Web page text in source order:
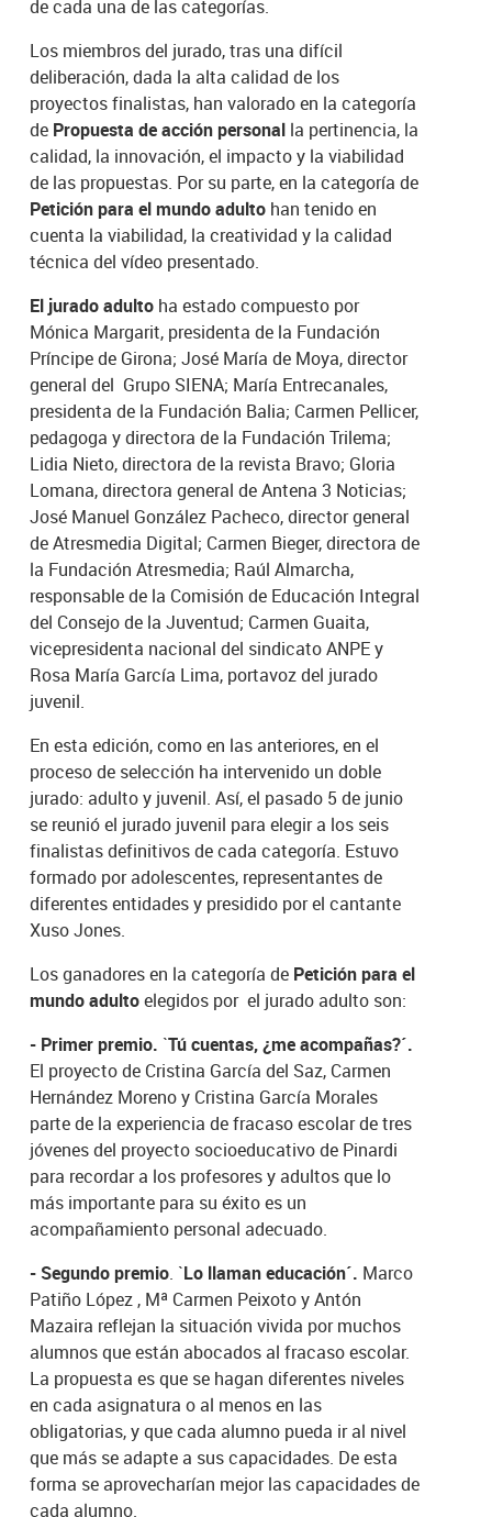
de cada una de las categorías.
Los miembros del jurado, tras una difícil
deliberación, dada la alta calidad de los
proyectos finalistas, han valorado en la categoría
de Propuesta de acción personal la pertinencia, la
calidad, la innovación, el impacto y la viabilidad
de las propuestas. Por su parte, en la categoría de
Petición para el mundo adulto han tenido en
cuenta la viabilidad, la creatividad y la calidad
técnica del vídeo presentado.
El jurado adulto ha estado compuesto por
Mónica Margarit, presidenta de la Fundación
Príncipe de Girona; José María de Moya, director
general del Grupo SIENA; María Entrecanales,
presidenta de la Fundación Balia; Carmen Pellicer,
pedagoga y directora de la Fundación Trilema;
Lidia Nieto, directora de la revista Bravo; Gloria
Lomana, directora general de Antena 3 Noticias;
José Manuel González Pacheco, director general
de Atresmedia Digital; Carmen Bieger, directora de
la Fundación Atresmedia; Raúl Almarcha,
responsable de la Comisión de Educación Integral
del Consejo de la Juventud; Carmen Guaita,
vicepresidenta nacional del sindicato ANPE y
Rosa María García Lima, portavoz del jurado
juvenil.
En esta edición, como en las anteriores, en el
proceso de selección ha intervenido un doble
jurado: adulto y juvenil. Así, el pasado 5 de junio
se reunió el jurado juvenil para elegir a los seis
finalistas definitivos de cada categoría. Estuvo
formado por adolescentes, representantes de
diferentes entidades y presidido por el cantante
Xuso Jones.
Los ganadores en la categoría de Petición para el
mundo adultoelegidos por el jurado adulto son:
- Primer premio. `Tú cuentas, ¿me acompañas?´.
El proyecto de Cristina García del Saz, Carmen
Hernández Moreno y Cristina García Morales
parte de la experiencia de fracaso escolar de tres
jóvenes del proyecto socioeducativo de Pinardi
para recordar a los profesores y adultos que lo
más importante para su éxito es un
acompañamiento personal adecuado.
- Segundo premio. `Lo llaman educación´. Marco
Patiño López , Mª Carmen Peixoto y Antón
Mazaira reflejan la situación vivida por muchos
alumnos que están abocados al fracaso escolar.
La propuesta es que se hagan diferentes niveles
en cada asignatura o al menos en las
obligatorias, y que cada alumno pueda ir al nivel
que más se adapte a sus capacidades. De esta
forma se aprovecharían mejor las capacidades de
cada alumno.